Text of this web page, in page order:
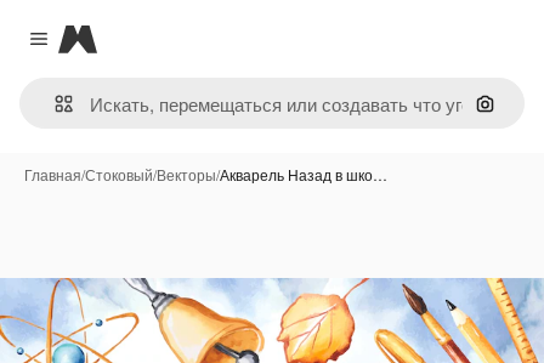
Close menu
Magnific
Поиск
Главная/Стоковый/Векторы/Акварель Назад в шко…